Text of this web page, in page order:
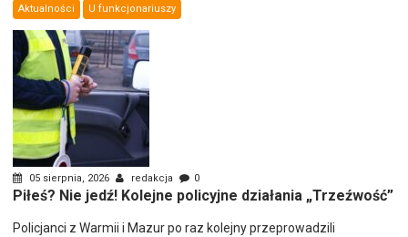
Aktualności U funkcjonariuszy
05 sierpnia, 2026 redakcja 0
Piłeś? Nie jedź! Kolejne policyjne działania „Trzeźwość”
Policjanci z Warmii i Mazur po raz kolejny przeprowadzili